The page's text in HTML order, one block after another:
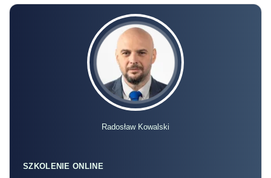
Radosław Kowalski
SZKOLENIE ONLINE